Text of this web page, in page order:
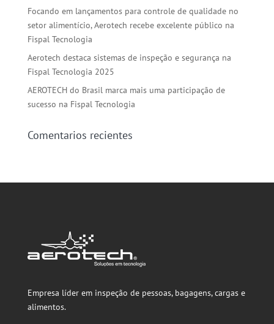
Focando em lançamentos para controle de qualidade no
setor alimentício, Aerotech recebe excelente público na
Fispal Tecnologia
Aerotech destaca sistemas de inspeção e segurança na
Fispal Tecnologia 2025
AEROTECH do Brasil marca mais uma participação de
sucesso na Fispal Tecnologia
Comentarios recientes
Empresa líder em inspeção de pessoas, bagagens, cargas e
alimentos.